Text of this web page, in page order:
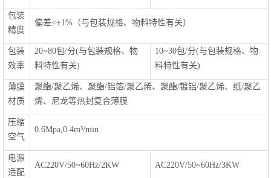
包装
精度
偏差≤±1%（与包装规格、物料特性有关）
包装
效率
20~80包/分(与包装规格、物
料特性有关)
10~30包/分(与包装规格、物
料特性有关)
薄膜
材质
聚酯/聚乙烯、聚酯/铝箔/聚乙烯、聚酯/镀铝/聚乙烯、纸/聚乙
烯、尼龙等热封复合薄膜
压缩
空气
0.6Mpa,0.4m³/min
电源
适配
AC220V/50~60Hz/2KW AC220V/50~60Hz/3KW